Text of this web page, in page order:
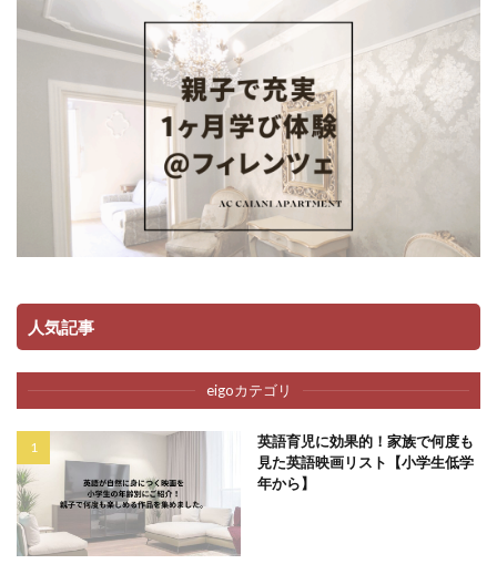
人気記事
eigoカテゴリ
英語育児に効果的！家族で何度も
見た英語映画リスト【小学生低学
年から】